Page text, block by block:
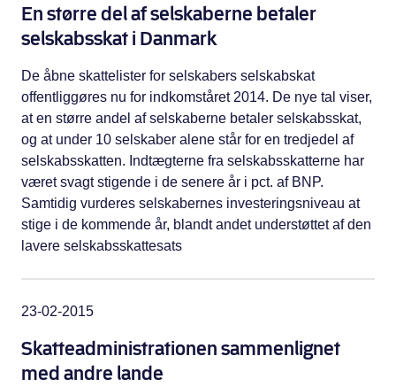
En større del af selskaberne betaler
selskabsskat i Danmark
De åbne skattelister for selskabers selskabskat
offentliggøres nu for indkomståret 2014. De nye tal viser,
at en større andel af selskaberne betaler selskabsskat,
og at under 10 selskaber alene står for en tredjedel af
selskabsskatten. Indtægterne fra selskabsskatterne har
været svagt stigende i de senere år i pct. af BNP.
Samtidig vurderes selskabernes investeringsniveau at
stige i de kommende år, blandt andet understøttet af den
lavere selskabsskattesats
23-02-2015
Skatteadministrationen sammenlignet
med andre lande